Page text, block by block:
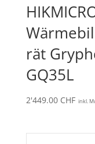
rät
GQ35L
2'449.00 CHF inkl.